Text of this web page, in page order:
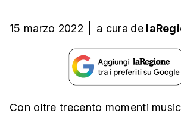
15 marzo 2022 a cura de
Con oltre trecento momenti